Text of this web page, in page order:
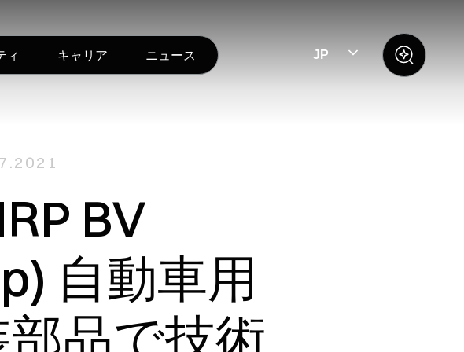
ィ キャリア ニュース JP
BV
自動車用
品で技術